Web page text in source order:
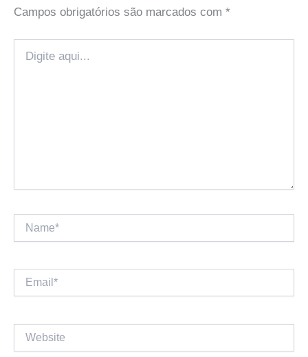
Campos obrigatórios são marcados com *
aqui...
Email*